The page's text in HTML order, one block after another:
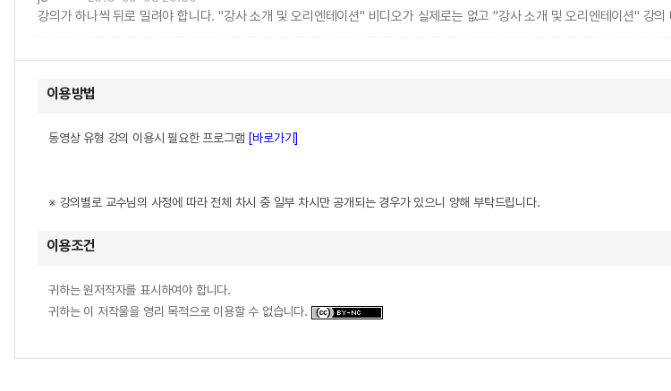
강의가 하나씩 뒤로 밀려야 합니다. "강사 소개 및 오리엔테이션" 비디오가 실제로는 없고 "강사 소개 및 오리엔테이션" 강
이용방법
동영상 유형 강의 이용시 필요한 프로그램 [바로가기]
※ 강의별로 교수님의 사정에 따라 전체 차시 중 일부 차시만 공개되는 경우가 있으니 양해 부탁드립니다.
이용조건
귀하는 원저작자를 표시하여야 합니다.
귀하는 이 저작물을 영리 목적으로 이용할 수 없습니다.